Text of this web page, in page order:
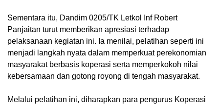
Sementara itu, Dandim 0205/TK Letkol Inf Robert
Panjaitan turut memberikan apresiasi terhadap
pelaksanaan kegiatan ini. Ia menilai, pelatihan seperti ini
menjadi langkah nyata dalam memperkuat perekonomian
masyarakat berbasis koperasi serta memperkokoh nilai
kebersamaan dan gotong royong di tengah masyarakat.
Melalui pelatihan ini, diharapkan para pengurus Koperasi